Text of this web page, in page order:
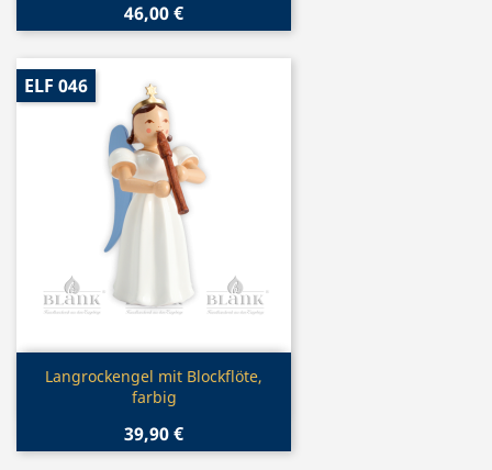
46,00 €
Vorschau
Langrockengel mit Blockflöte,
farbig
39,90 €
ELF 046